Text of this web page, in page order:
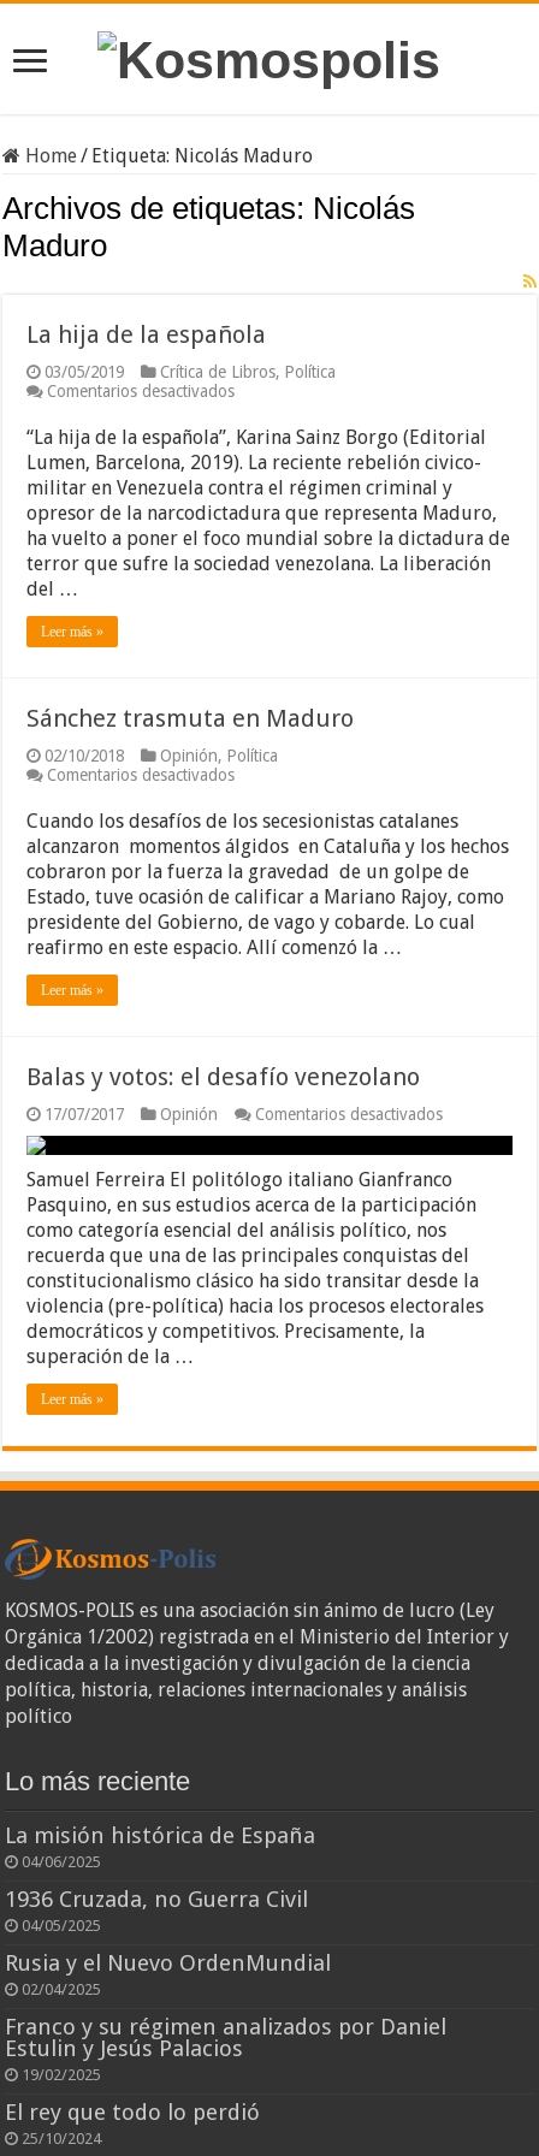
Home/ Etiqueta: Nicolás Maduro
Archivos de etiquetas: Nicolás
Maduro
La hija de la española
03/05/2019 Crítica de Libros, Política
Comentarios desactivadosen
hija
de
la
española
“La hija de la española”, Karina Sainz Borgo (Editorial
Lumen, Barcelona, 2019). La reciente rebelión civico-
militar en Venezuela contra el régimen criminal y
opresor de la narcodictadura que representa Maduro,
ha vuelto a poner el foco mundial sobre la dictadura de
terror que sufre la sociedad venezolana. La liberación
del …
Leer más »
Sánchez trasmuta en Maduro
02/10/2018 Opinión, Política
Comentarios desactivadosen
trasmuta
en
Maduro
Cuando los desafíos de los secesionistas catalanes
alcanzaron momentos álgidos en Cataluña y los hechos
cobraron por la fuerza la gravedad de un golpe de
Estado, tuve ocasión de calificar a Mariano Rajoy, como
presidente del Gobierno, de vago y cobarde. Lo cual
reafirmo en este espacio. Allí comenzó la …
Leer más »
Balas y votos: el desafío venezolano
17/07/2017 Opinión Comentarios desactivadosen
Balas
y
votos:
el
desafío
venezolano
Samuel Ferreira El politólogo italiano Gianfranco
Pasquino, en sus estudios acerca de la participación
como categoría esencial del análisis político, nos
recuerda que una de las principales conquistas del
constitucionalismo clásico ha sido transitar desde la
violencia (pre-política) hacia los procesos electorales
democráticos y competitivos. Precisamente, la
superación de la …
Leer más »
KOSMOS-POLIS es una asociación sin ánimo de lucro (Ley
Orgánica 1/2002) registrada en el Ministerio del Interior y
dedicada a la investigación y divulgación de la ciencia
política, historia, relaciones internacionales y análisis
político
Lo más reciente
La misión histórica de España
04/06/2025
1936 Cruzada, no Guerra Civil
04/05/2025
Rusia y el Nuevo OrdenMundial
02/04/2025
Franco y su régimen analizados por Daniel
Estulin y Jesús Palacios
19/02/2025
El rey que todo lo perdió
25/10/2024